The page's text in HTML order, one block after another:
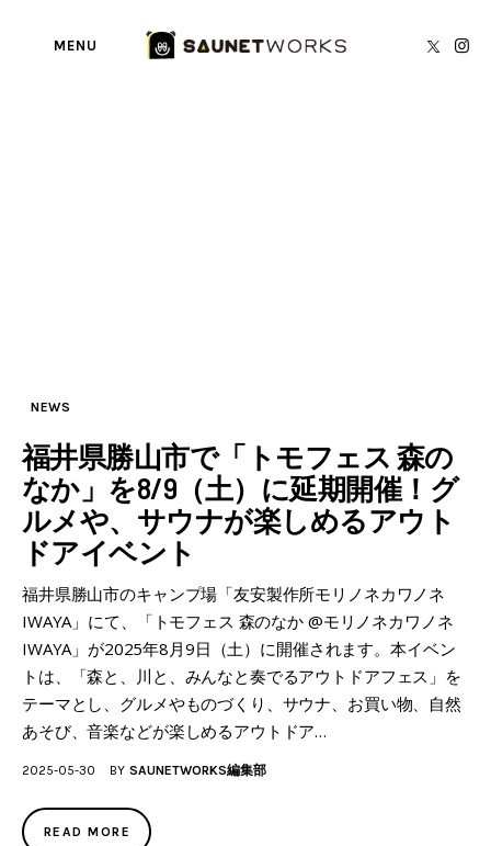
MENU
NEWS
福井県勝山市で「トモフェス 森の
なか」を8/9（土）に延期開催！グ
ルメや、サウナが楽しめるアウト
ドアイベント
福井県勝山市のキャンプ場「友安製作所モリノネカワノネ
IWAYA」にて、「トモフェス 森のなか @モリノネカワノネ
IWAYA」が2025年8月9日（土）に開催されます。本イベン
トは、「森と、川と、みんなと奏でるアウトドアフェス」を
テーマとし、グルメやものづくり、サウナ、お買い物、自然
あそび、音楽などが楽しめるアウトドア…
2025-05-30 BY SAUNETWORKS編集部
READ MORE